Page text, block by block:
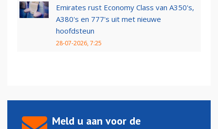
Emirates rust Economy Class van A350's,
A380's en 777's uit met nieuwe
hoofdsteun
28-07-2026, 7:25
Meld u aan voor de